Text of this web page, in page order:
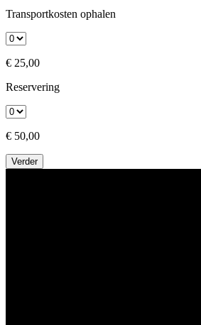
Transportkosten ophalen
€ 25,00
Reservering
€ 50,00
Verder